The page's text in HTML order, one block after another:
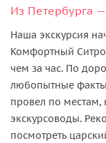
Наша экскурсия
Комфортный
чем за час. По
любопытные факты
провел по местам,
экскурсоводы.
посмотреть